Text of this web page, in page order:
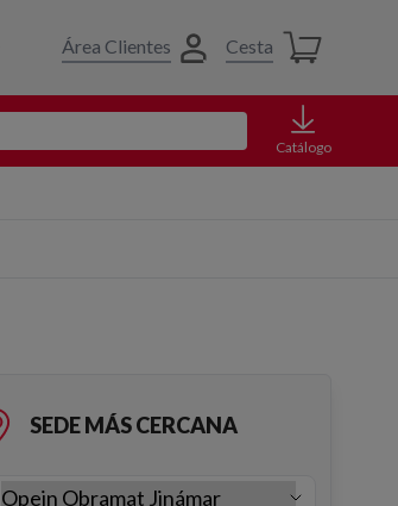
Área Clientes Cesta
Catálogo
SEDE MÁS CERCANA